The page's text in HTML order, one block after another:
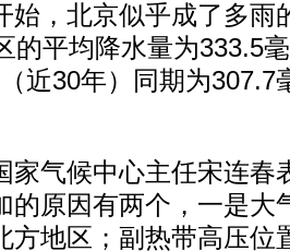
，北京似乎成了多雨
的平均降水量为333.5
近30年）同期为307.7
气候中心主任宋连春
的原因有两个，一是大
方地区；副热带高压位